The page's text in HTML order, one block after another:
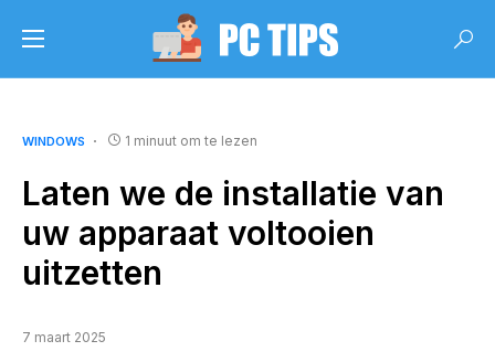
WINDOWS 1 minuut om te lezen
Laten we de installatie van
uw apparaat voltooien
uitzetten
7 maart 2025